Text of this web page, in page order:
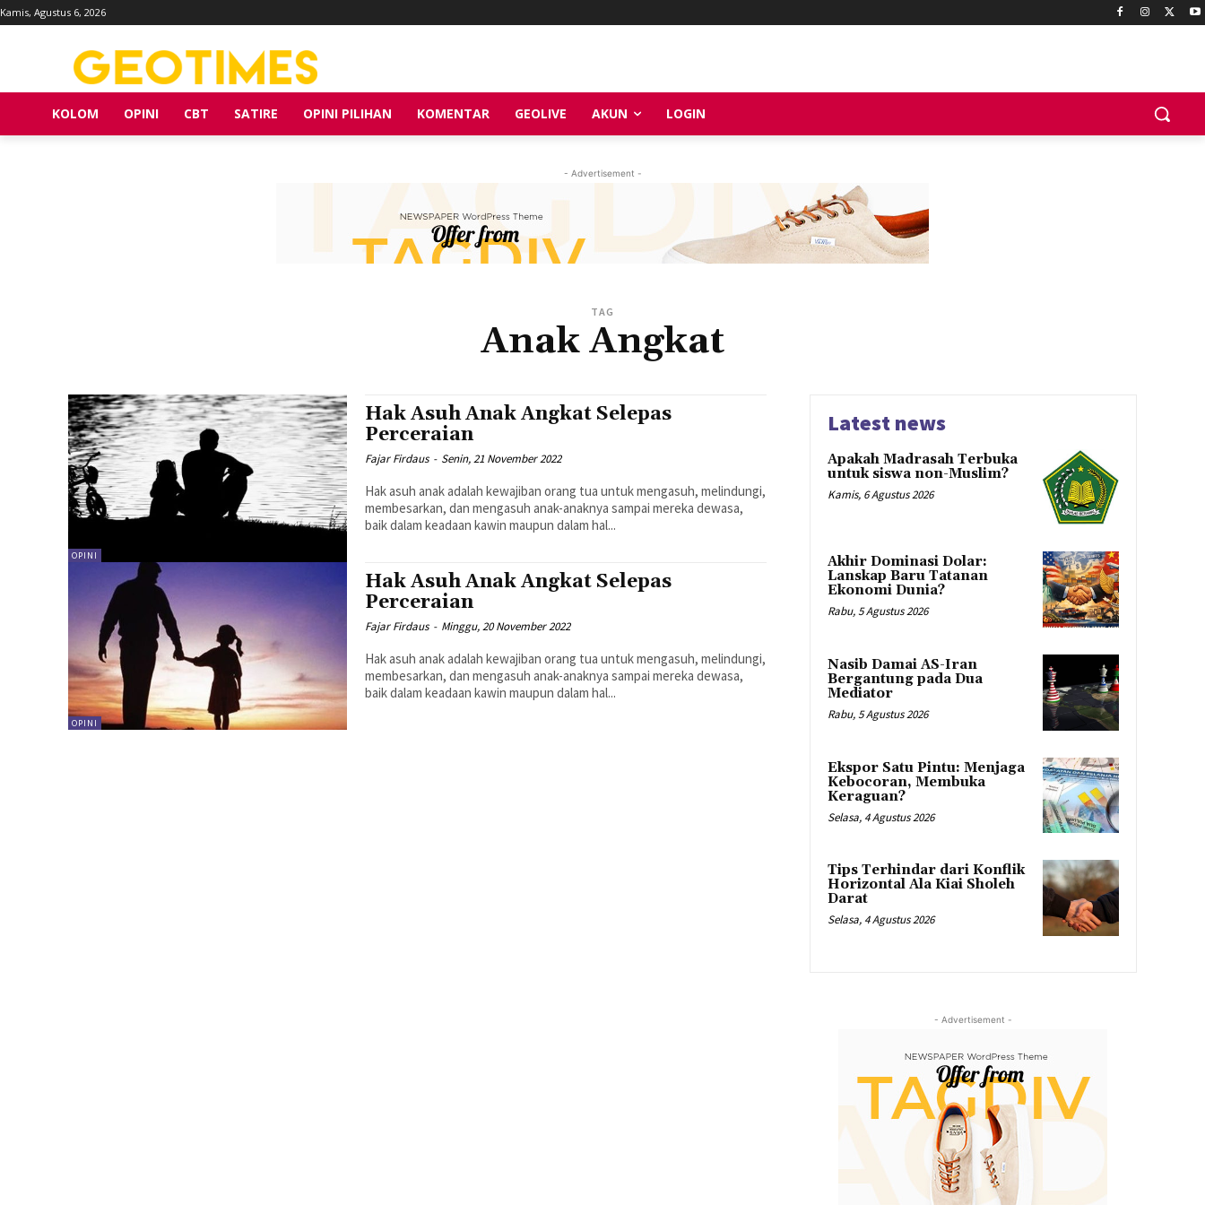
Kamis, Agustus 6, 2026
KOLOM OPINI CBT SATIRE OPINI PILIHAN KOMENTAR GEOLIVE AKUN LOGIN
- Advertisement -
TAG
Anak Angkat
OPINI
Hak Asuh Anak Angkat Selepas
Perceraian
Fajar Firdaus - Senin, 21 November 2022
Hak asuh anak adalah kewajiban orang tua untuk mengasuh, melindungi,
membesarkan, dan mengasuh anak-anaknya sampai mereka dewasa,
baik dalam keadaan kawin maupun dalam hal...
OPINI
Hak Asuh Anak Angkat Selepas
Perceraian
Fajar Firdaus - Minggu, 20 November 2022
Hak asuh anak adalah kewajiban orang tua untuk mengasuh, melindungi,
membesarkan, dan mengasuh anak-anaknya sampai mereka dewasa,
baik dalam keadaan kawin maupun dalam hal...
Latest news
Apakah Madrasah Terbuka
untuk siswa non-Muslim?
Kamis, 6 Agustus 2026
Akhir Dominasi Dolar:
Lanskap Baru Tatanan
Ekonomi Dunia?
Rabu, 5 Agustus 2026
Nasib Damai AS-Iran
Bergantung pada Dua
Mediator
Rabu, 5 Agustus 2026
Ekspor Satu Pintu: Menjaga
Kebocoran, Membuka
Keraguan?
Selasa, 4 Agustus 2026
Tips Terhindar dari Konflik
Horizontal Ala Kiai Sholeh
Darat
Selasa, 4 Agustus 2026
- Advertisement -